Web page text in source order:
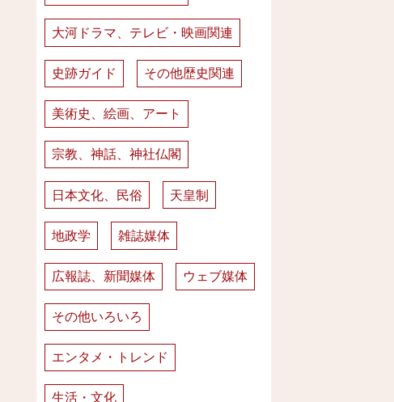
大河ドラマ、テレビ・映画関連
史跡ガイド その他歴史関連
美術史、絵画、アート
宗教、神話、神社仏閣
日本文化、民俗 天皇制
地政学 雑誌媒体
広報誌、新聞媒体 ウェブ媒体
その他いろいろ
エンタメ・トレンド
生活・文化